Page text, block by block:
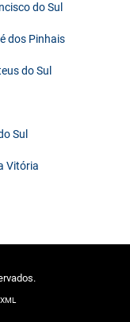
do Sul
dos Pinhais
do Sul
Sul
Vitória